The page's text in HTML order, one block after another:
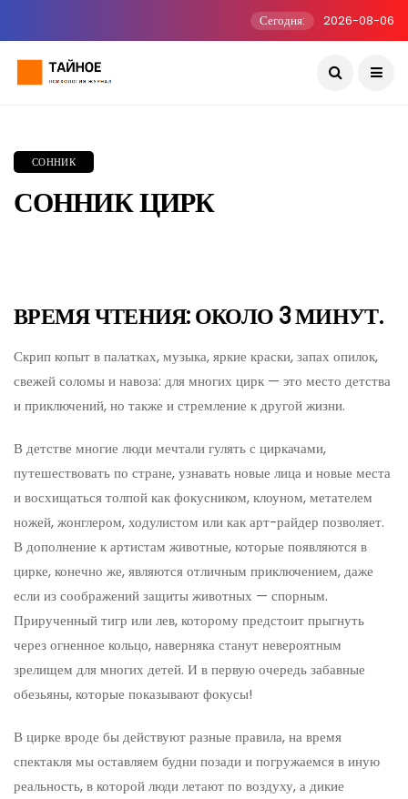
Сегодня: 2026-08-06
СОННИК
СОННИК ЦИРК
ВРЕМЯ ЧТЕНИЯ: ОКОЛО 3 МИНУТ.
Скрип копыт в палатках, музыка, яркие краски, запах опилок,
свежей соломы и навоза: для многих цирк — это место детства
и приключений, но также и стремление к другой жизни.
В детстве многие люди мечтали гулять с циркачами,
путешествовать по стране, узнавать новые лица и новые места
и восхищаться толпой как фокусником, клоуном, метателем
ножей, жонглером, ходулистом или как арт-райдер позволяет.
В дополнение к артистам животные, которые появляются в
цирке, конечно же, являются отличным приключением, даже
если из соображений защиты животных — спорным.
Прирученный тигр или лев, которому предстоит прыгнуть
через огненное кольцо, наверняка станут невероятным
зрелищем для многих детей. И в первую очередь забавные
обезьяны, которые показывают фокусы!
В цирке вроде бы действуют разные правила, на время
спектакля мы оставляем будни позади и погружаемся в иную
реальность, в которой люди летают по воздуху, а дикие